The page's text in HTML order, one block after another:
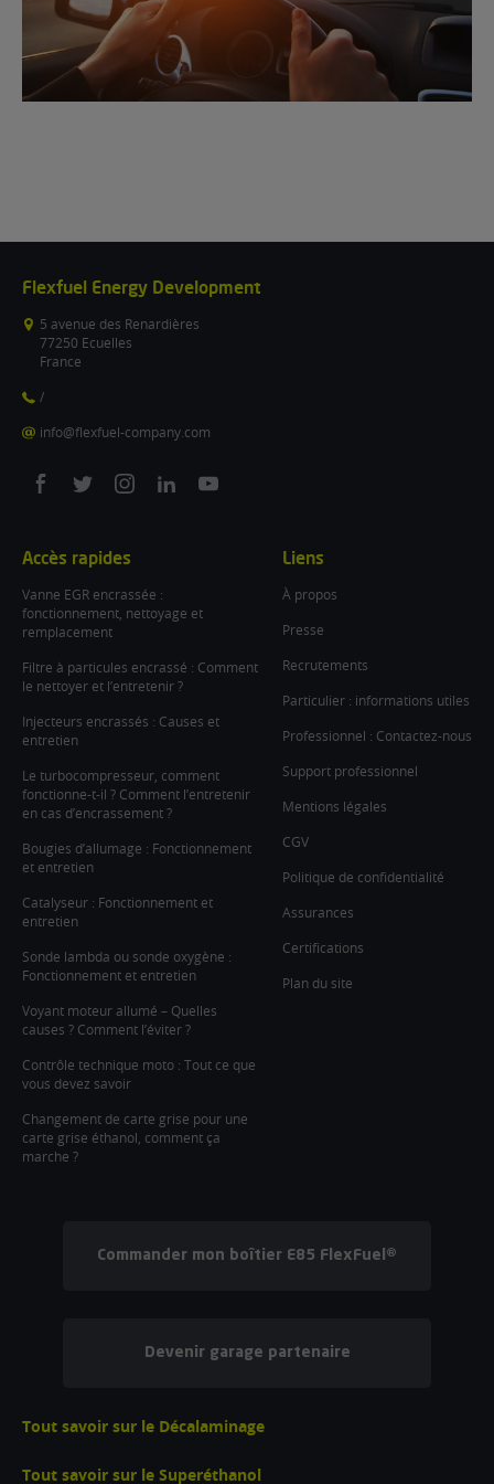
Flexfuel Energy Development
5 avenue des Renardières
77250 Ecuelles
France
/
info@flexfuel-company.com
On
On
On
On
On
Accès rapides
Vanne EGR encrassée :
fonctionnement, nettoyage et
remplacement
Filtre à particules encrassé : Comment
le nettoyer et l’entretenir ?
Injecteurs encrassés : Causes et
entretien
Le turbocompresseur, comment
fonctionne-t-il ? Comment l’entretenir
en cas d’encrassement ?
Bougies d’allumage : Fonctionnement
et entretien
Catalyseur : Fonctionnement et
entretien
Sonde lambda ou sonde oxygène :
Fonctionnement et entretien
Voyant moteur allumé – Quelles
causes ? Comment l’éviter ?
Contrôle technique moto : Tout ce que
vous devez savoir
Changement de carte grise pour une
carte grise éthanol, comment ça
marche ?
Liens
À propos
Presse
Recrutements
Particulier : informations utiles
Professionnel : Contactez-nous
Support professionnel
Mentions légales
CGV
Politique de confidentialité
Assurances
Certifications
Plan du site
Commander mon boîtier E85 FlexFuel®
Devenir garage partenaire
Tout savoir sur le Décalaminage
Tout savoir sur le Superéthanol